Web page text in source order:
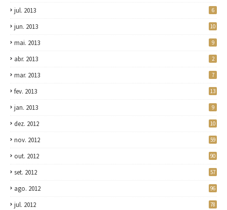
jul. 2013 6
jun. 2013 10
mai. 2013 9
abr. 2013 2
mar. 2013 7
fev. 2013 13
jan. 2013 9
dez. 2012 10
nov. 2012 59
out. 2012 90
set. 2012 57
ago. 2012 96
jul. 2012 78